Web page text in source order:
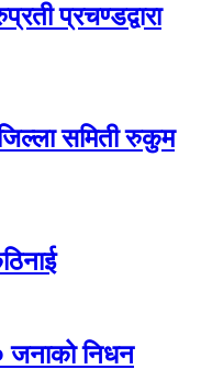
प्रचण्डद्वारा
समिती रुकुम
जनाको निधन